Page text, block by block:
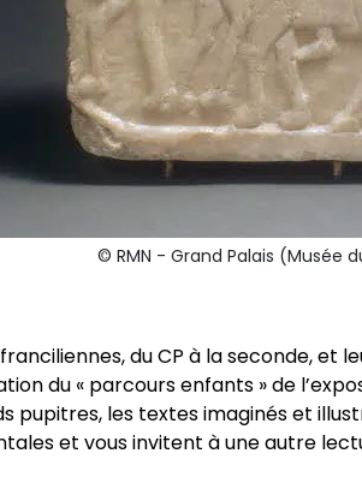
© RMN - Grand Palais (Musée
du CP à la seconde, et
du « parcours enfants » de
pupitres, les textes imaginés et
et vous invitent à une autre